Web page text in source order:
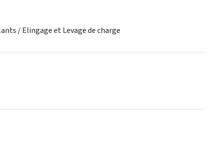
/ Elingage et Levage de charge